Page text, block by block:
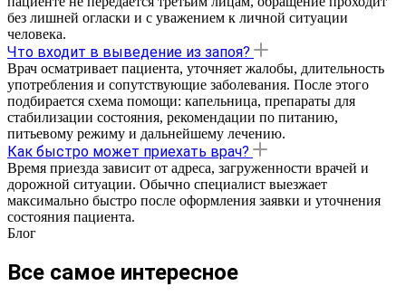
без лишней огласки и с уважением к личной ситуации
человека.
Что входит в выведение из запоя?
Врач осматривает пациента, уточняет жалобы, длительность
употребления и сопутствующие заболевания. После этого
подбирается схема помощи: капельница, препараты для
стабилизации состояния, рекомендации по питанию,
питьевому режиму и дальнейшему лечению.
Как быстро может приехать врач?
Время приезда зависит от адреса, загруженности врачей и
дорожной ситуации. Обычно специалист выезжает
максимально быстро после оформления заявки и уточнения
состояния пациента.
Блог
Все самое интересное